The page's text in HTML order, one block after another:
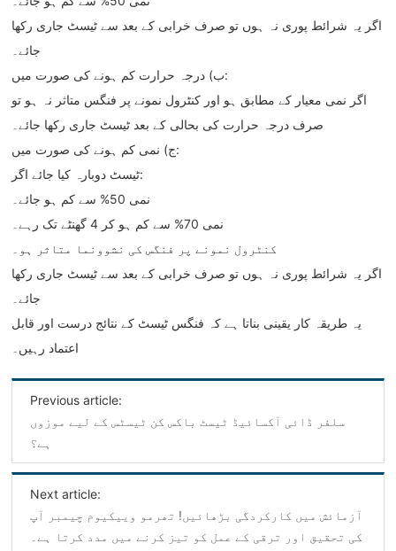
اگر یہ شرائط پوری نہ ہوں تو صرف خرابی کے بعد سے ٹیسٹ جاری رکھا
جائے۔
‌ب) درجہ حرارت کم ہونے کی صورت میں:‌
اگر نمی معیار کے مطابق ہو اور کنٹرول نمونے پر فنگس متاثر نہ ہو تو
صرف درجہ حرارت کی بحالی کے بعد ٹیسٹ جاری رکھا جائے۔
‌ج) نمی کم ہونے کی صورت میں:‌
ٹیسٹ دوبارہ کیا جائے اگر:
نمی 50% سے کم ہو جائے۔
نمی 70% سے کم ہو کر 4 گھنٹے تک رہے۔
کنٹرول نمونے پر فنگس کی نشوونما متاثر ہو۔
اگر یہ شرائط پوری نہ ہوں تو صرف خرابی کے بعد سے ٹیسٹ جاری رکھا
جائے۔
یہ طریقہ کار یقینی بناتا ہے کہ فنگس ٹیسٹ کے نتائج درست اور قابل
اعتماد رہیں۔
Previous article:
سلفر ڈائی آکسائیڈ ٹیسٹ باکس کن ٹیسٹس کے لیے موزوں
ہے؟
Next article:
آزمائش میں کارکردگی بڑھائیں! تھرمو وییکیوم چیمبر آپ
کی تحقیق اور ترقی کے عمل کو تیز کرنے میں مدد کرتا ہے۔